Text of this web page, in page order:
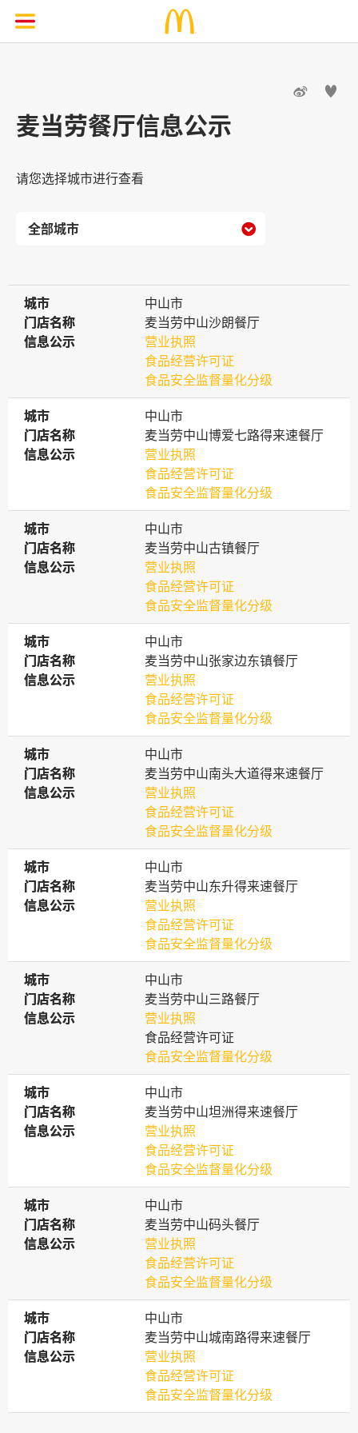
 
麦当劳餐厅信息公示
请您选择城市进行查看

城市
城市
中山市
门店名称
门店名称
麦当劳中山沙朗餐厅
信息公示
信息公示
营业执照
食品经营许可证
食品安全监督量化分级
城市
城市
中山市
门店名称
门店名称
麦当劳中山博爱七路得来速餐厅
信息公示
信息公示
营业执照
食品经营许可证
食品安全监督量化分级
城市
城市
中山市
门店名称
门店名称
麦当劳中山古镇餐厅
信息公示
信息公示
营业执照
食品经营许可证
食品安全监督量化分级
城市
城市
中山市
门店名称
门店名称
麦当劳中山张家边东镇餐厅
信息公示
信息公示
营业执照
食品经营许可证
食品安全监督量化分级
城市
城市
中山市
门店名称
门店名称
麦当劳中山南头大道得来速餐厅
信息公示
信息公示
营业执照
食品经营许可证
食品安全监督量化分级
城市
城市
中山市
门店名称
门店名称
麦当劳中山东升得来速餐厅
信息公示
信息公示
营业执照
食品经营许可证
食品安全监督量化分级
城市
城市
中山市
门店名称
门店名称
麦当劳中山三路餐厅
信息公示
信息公示
营业执照
食品经营许可证
食品安全监督量化分级
城市
城市
中山市
门店名称
门店名称
麦当劳中山坦洲得来速餐厅
信息公示
信息公示
营业执照
食品经营许可证
食品安全监督量化分级
城市
城市
中山市
门店名称
门店名称
麦当劳中山码头餐厅
信息公示
信息公示
营业执照
食品经营许可证
食品安全监督量化分级
城市
城市
中山市
门店名称
门店名称
麦当劳中山城南路得来速餐厅
信息公示
信息公示
营业执照
食品经营许可证
食品安全监督量化分级